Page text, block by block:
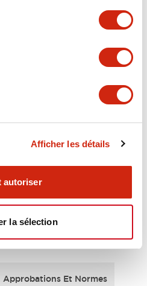
Afficher les détails
autoriser
la sélection
Tout développer+
Specifications
Approbations Et Normes